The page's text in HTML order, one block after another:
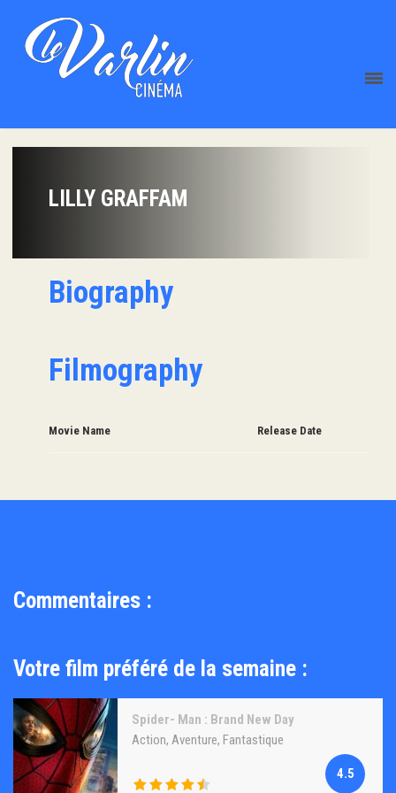
LILLY GRAFFAM
Biography
Filmography
Movie Name Release Date
Commentaires :
Votre film préféré de la semaine :
Spider- Man : Brand New Day
Action, Aventure, Fantastique
4.5